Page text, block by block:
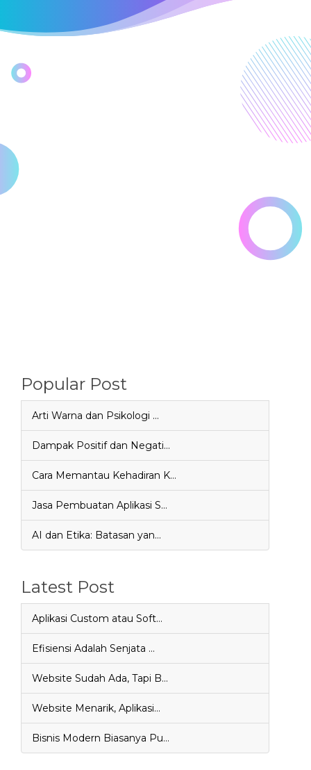
Popular Post
Arti Warna dan Psikologi …
Dampak Positif dan Negati…
Cara Memantau Kehadiran K…
Jasa Pembuatan Aplikasi S…
AI dan Etika: Batasan yan…
Latest Post
Aplikasi Custom atau Soft…
Efisiensi Adalah Senjata …
Website Sudah Ada, Tapi B…
Website Menarik, Aplikasi…
Bisnis Modern Biasanya Pu…